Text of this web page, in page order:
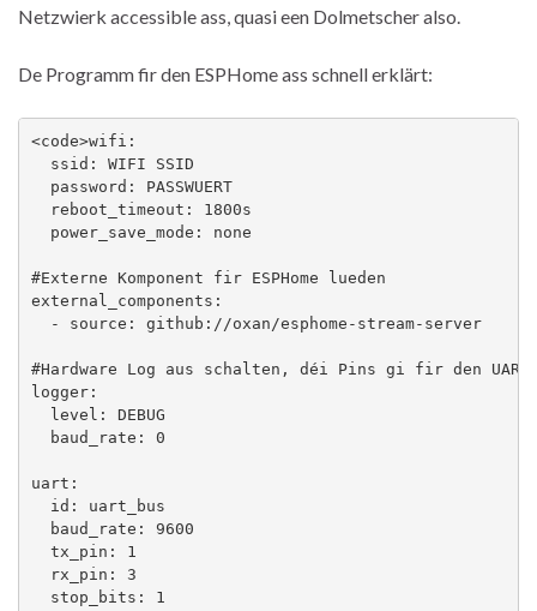
Netzwierk accessible ass, quasi een Dolmetscher also.
De Programm fir den ESPHome ass schnell erklärt:
<code>wifi:
  ssid: WIFI SSID
  password: PASSWUERT
  reboot_timeout: 1800s
  power_save_mode: none
#Externe Komponent fir ESPHome lueden
external_components:
  - source: github://oxan/esphome-stream-server
#Hardware Log aus schalten, déi Pins gi fir den UART
logger:
  level: DEBUG
  baud_rate: 0
uart:
  id: uart_bus
  baud_rate: 9600
  tx_pin: 1
  rx_pin: 3
  stop_bits: 1